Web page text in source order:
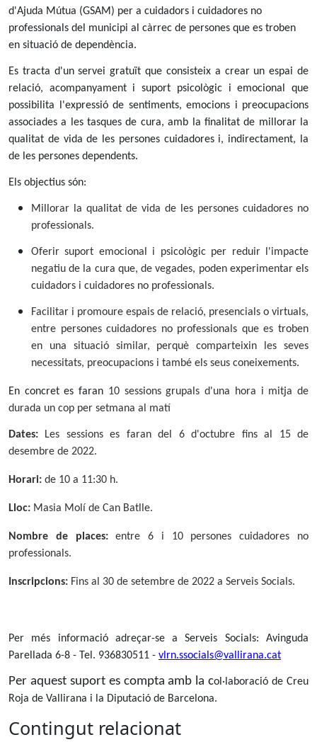
d'Ajuda Mútua (GSAM) per a cuidadors i cuidadores no
professionals del municipi al càrrec de persones que es troben
en situació de dependència.
Es tracta d'un servei gratuït que consisteix a crear un espai de
relació, acompanyament i suport psicològic i emocional que
possibilita l'expressió de sentiments, emocions i preocupacions
associades a les tasques de cura, amb la finalitat de millorar la
qualitat de vida de les persones cuidadores i, indirectament, la
de les persones dependents.
Els objectius són:
Millorar la qualitat de vida de les persones cuidadores no
professionals.
Oferir suport emocional i psicològic per reduir l'impacte
negatiu de la cura que, de vegades, poden experimentar els
cuidadors i cuidadores no professionals.
Facilitar i promoure espais de relació, presencials o virtuals,
entre persones cuidadores no professionals que es troben
en una situació similar, perquè comparteixin les seves
necessitats, preocupacions i també els seus coneixements.
En concret es faran 10 sessions grupals d'una hora i mitja de
durada un cop per setmana al matí
Dates: Les sessions es faran del 6 d'octubre fins al 15 de
desembre de 2022.
Horari: de 10 a 11:30 h.
Lloc: Masia Molí de Can Batlle.
Nombre de places:entre 6 i 10 persones cuidadores no
professionals.
Inscripcions: Fins al 30 de setembre de 2022 a Serveis Socials.
Per més informació adreçar-se a Serveis Socials: Avinguda
Parellada 6-8 - Tel. 936830511 - vlrn.ssocials@vallirana.cat
Per aquest suport es compta amb la col·laboració de Creu
Roja de Vallirana i la Diputació de Barcelona.
Contingut relacionat